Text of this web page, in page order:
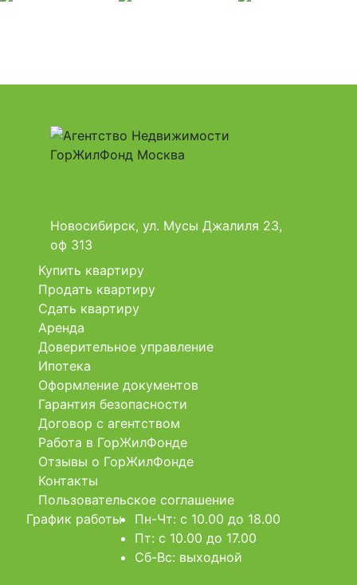
Новосибирск, ул. Мусы Джалиля 23,
оф 313
Купить квартиру
Продать квартиру
Сдать квартиру
Аренда
Доверительное управление
Ипотека
Оформление документов
Гарантия безопасности
Договор с агентством
Работа в ГорЖилФонде
Отзывы о ГорЖилФонде
Контакты
Пользовательское соглашение
График работы
Пн-Чт: c 10.00 до 18.00
Пт: c 10.00 до 17.00
Сб-Вс: выходной